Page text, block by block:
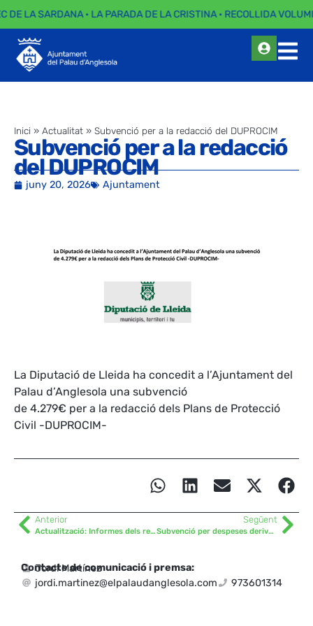
DE LA SARDANA · LA PARADA DE LA CRISTINA · RECOLLIDA
Inici » Actualitat » Subvenció per a la redacció del DUPROCIM
Subvenció per a la redacció
del DUPROCIM
juny 20, 2026 Ajuntament
La Diputació de Lleida ha concedit a l’Ajuntament del
Palau d’Anglesola una subvenció
de 4.279€ per a la redacció dels Plans de Protecció
Civil -DUPROCIM-
Anterior
Actualització: Informes dels resultats dels controls analítics de l’aigua
Següent
Subvenció per despeses derivades de la campanya agrària
Contacte de comunicació i premsa:
Jordi Martínez
jordi.martinez@elpalaudanglesola.com
973601314